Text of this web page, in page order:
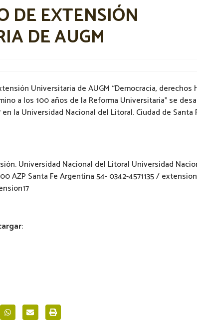
DE EXTENSIÓN
DE AUGM
Universitaria de AUGM “Democracia, derechos
a los 100 años de la Reforma Universitaria” se
la Universidad Nacional del Litoral. Ciudad de Santa
Universidad Nacional del Litoral Universidad
AZP Santa Fe Argentina 54- 0342-4571135 /
: